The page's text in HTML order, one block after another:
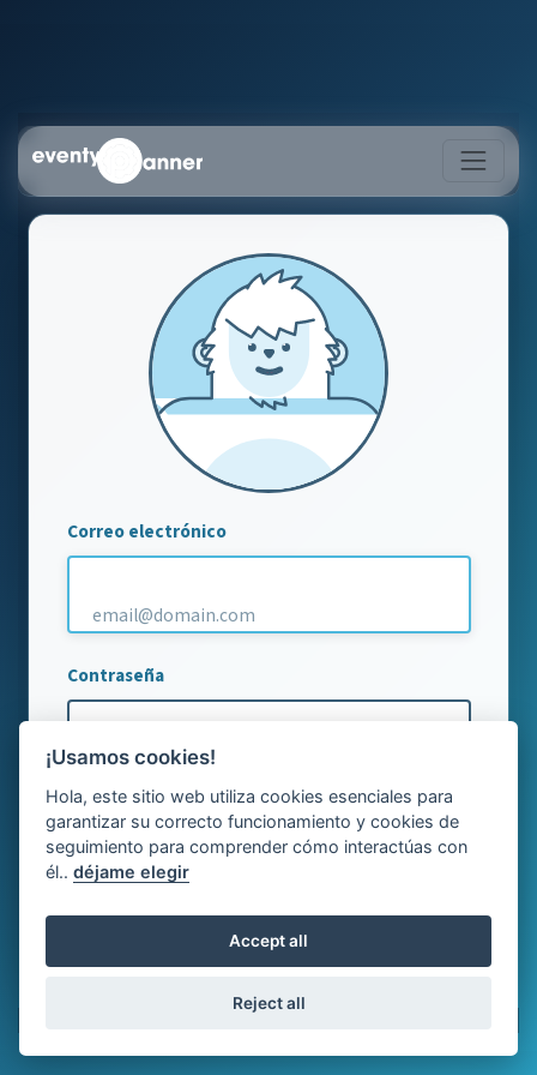
Correo electrónico
email@domain.com
Contraseña
Iniciar sesión
Copyright © ProfesorLabs 2026
¡Usamos cookies!
Hola, este sitio web utiliza cookies esenciales para
garantizar su correcto funcionamiento y cookies de
seguimiento para comprender cómo interactúas con
él..déjame elegir
Accept all
Reject all